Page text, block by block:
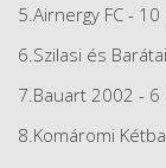
5.Airnergy FC -
6.Szilasi és
7.Bauart 2002 -
8.Komáromi